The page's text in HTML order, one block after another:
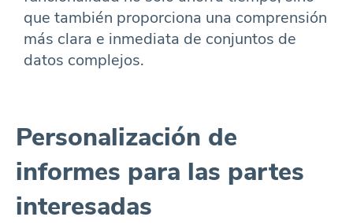
que también proporciona una comprensión
más clara e inmediata de conjuntos de
datos complejos.
Personalización de
informes para las partes
interesadas